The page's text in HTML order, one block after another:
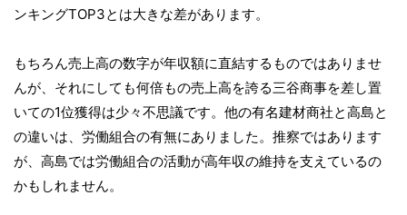
ンキングTOP3とは大きな差があります。
もちろん売上高の数字が年収額に直結するものではありませ
んが、それにしても何倍もの売上高を誇る三谷商事を差し置
いての1位獲得は少々不思議です。他の有名建材商社と高島と
の違いは、労働組合の有無にありました。推察ではあります
が、高島では労働組合の活動が高年収の維持を支えているの
かもしれません。